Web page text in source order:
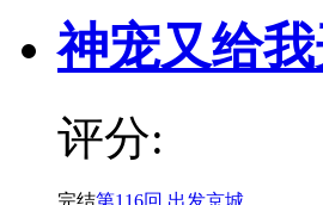
神宠又给
评分: